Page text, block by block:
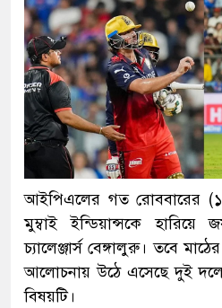
আইপিএলের গত রোববারের (১২
মুম্বাই ইন্ডিয়ান্সকে
চ্যালেঞ্জার্স বেঙ্গালুরু। তবে
আলোচনায় উঠে এসেছে দুই
বিষয়টি।